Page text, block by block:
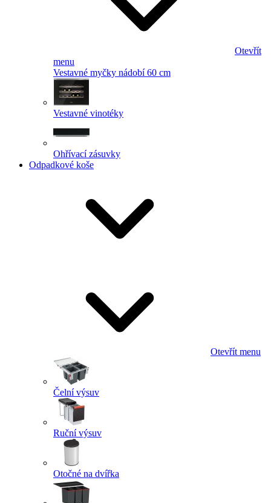
Otevřít
menu
Vestavné myčky nádobí 60 cm
Vestavné vinotéky
Ohřívací zásuvky
Odpadkové koše
Otevřít menu
Čelní výsuv
Ruční výsuv
Otočné na dvířka